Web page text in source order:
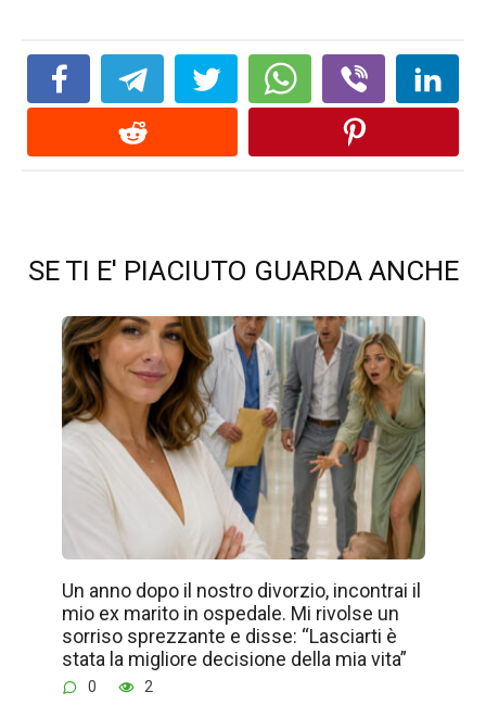
SE TI E' PIACIUTO GUARDA ANCHE
Un anno dopo il nostro divorzio, incontrai il
mio ex marito in ospedale. Mi rivolse un
sorriso sprezzante e disse: “Lasciarti è
stata la migliore decisione della mia vita”
0 2